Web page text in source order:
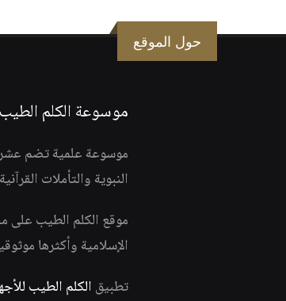
حول الموقع
موسوعة الكلم الطيب
موسوعة علمية تضم
النبوية والتأملات
موقع الكلم الطيب على
الإسلامية وأكثرها
تطبيقالكلم الطيب